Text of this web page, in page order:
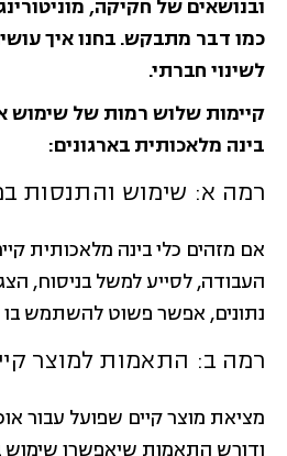
ובנושאים של חקיקה,
כמו דבר מתבקש. בחנו איך
לשינוי חברתי.
קיימות שלוש רמות של שימוש
בינה מלאכותית בארגונים:
רמה א: שימוש והתנסות
אם מזהים כלי בינה מלאכותית
העבודה, לסייע למשל בניסוח,
נתונים, אפשר פשוט להשתמש בו
רמה ב: התאמות למוצר
מציאת מוצר קיים שפועל עבור